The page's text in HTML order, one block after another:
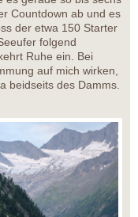
Countdown ab und es
der etwa 150 Starter
folgend
Ruhe ein. Bei
auf mich wirken,
beidseits des Damms.